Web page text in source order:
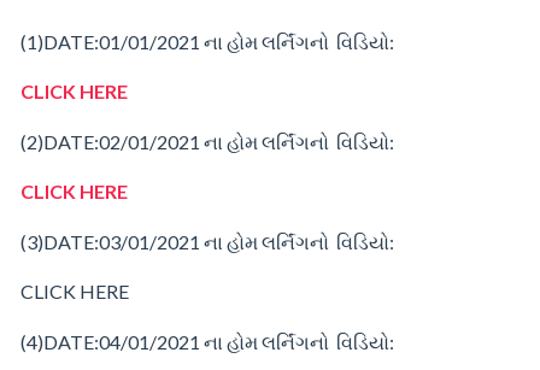
(1)DATE:01/01/2021 ના હોમલર્નિંગનો વિડિયો:
CLICK HERE
(2)DATE:02/01/2021 ના હોમલર્નિંગનો વિડિયો:
CLICK HERE
(3)DATE:03/01/2021 ના હોમલર્નિંગનો વિડિયો:
CLICK HERE
(4)DATE:04/01/2021 ના હોમલર્નિંગનો વિડિયો: